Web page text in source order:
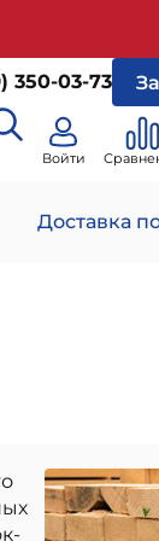
350-03-73
Войти
Доставка